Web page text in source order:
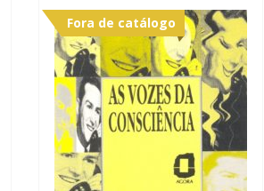
Fora de catálogo